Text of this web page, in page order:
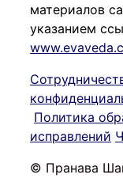
материалов
указанием
Политика
исправлений
© Пранава